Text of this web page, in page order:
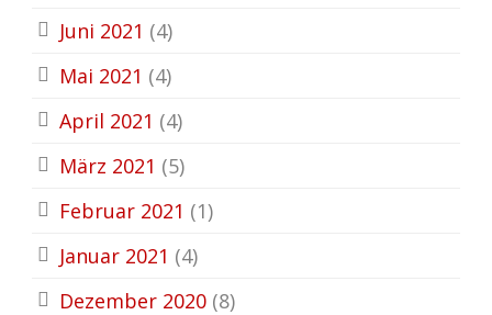
Juni 2021 (4)
Mai 2021 (4)
April 2021 (4)
März 2021 (5)
Februar 2021 (1)
Januar 2021 (4)
Dezember 2020 (8)